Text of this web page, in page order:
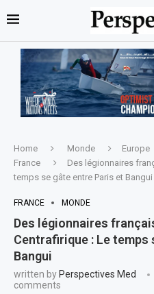
Home Monde Europe
France
Des légionnaires
temps se gâte entre Paris et Bangui
FRANCE MONDE
Des légionnaires
Centrafirique : Le temps
Bangui
written by Perspectives Med
comments